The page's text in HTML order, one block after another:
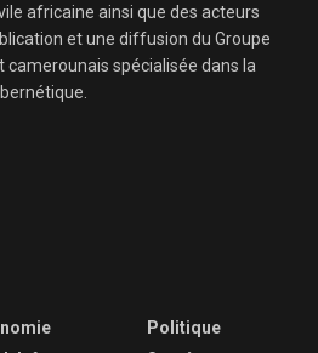
africaine ainsi que des acteurs
et une diffusion du Groupe
camerounais spécialisée dans la
Politique